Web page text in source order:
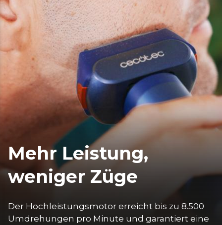
Mehr Leistung,
weniger Züge
Der Hochleistungsmotor erreicht bis zu 8.500
Umdrehungen pro Minute und garantiert eine